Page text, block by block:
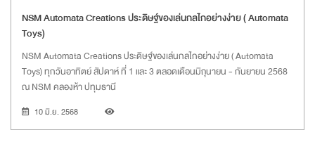
NSM Automata Creations ประดิษฐ์ของเล่นกลไกอย่างง่าย ( Automata
Toys)
NSM Automata Creations ประดิษฐ์ของเล่นกลไกอย่างง่าย ( Automata
Toys) ทุกวันอาทิตย์ สัปดาห์ ที่ 1 และ 3 ตลอดเดือนมิถุนายน - กันยายน 2568
ณ NSM คลองห้า ปทุมธานี
10 มิ.ย. 2568